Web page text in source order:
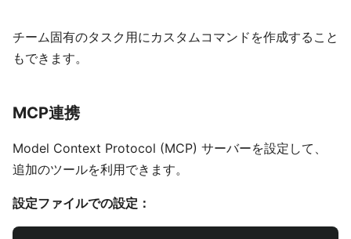
チーム固有のタスク用にカスタムコマンドを作成すること
もできます。
MCP連携
Model Context Protocol (MCP) サーバーを設定して、
追加のツールを利用できます。
設定ファイルでの設定：